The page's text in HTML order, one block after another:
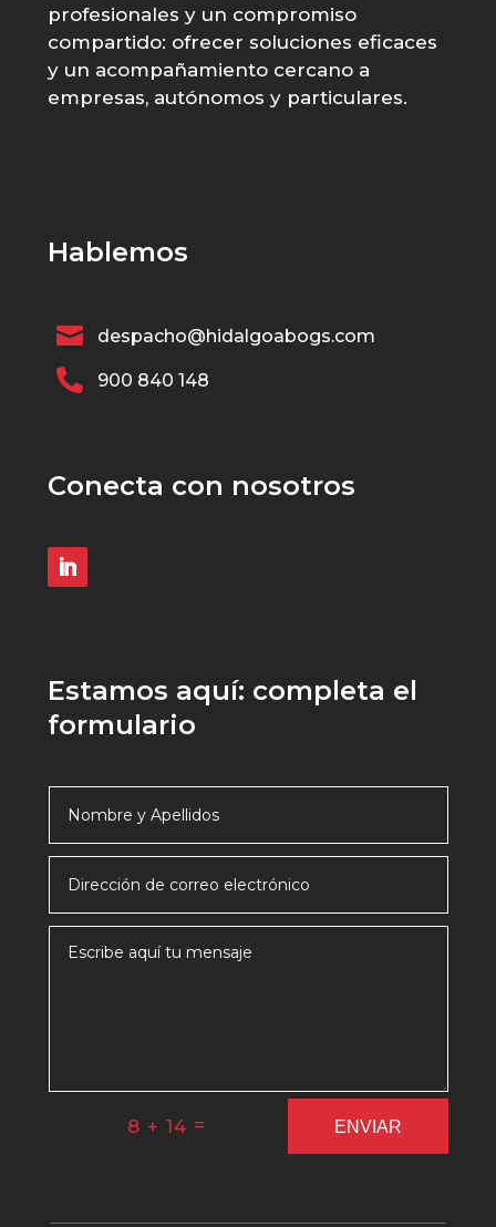
profesionales y un compromiso
compartido: ofrecer soluciones eficaces
y un acompañamiento cercano a
empresas, autónomos y particulares.
Hablemos
 despacho@hidalgoabogs.com
 900 840 148
Conecta con nosotros
Estamos aquí: completa el
formulario
8 + 14 = ENVIAR